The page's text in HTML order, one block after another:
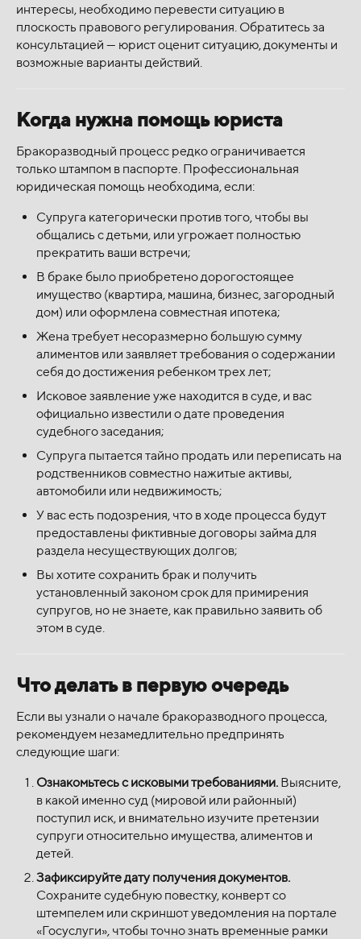
интересы, необходимо перевести ситуацию в
плоскость правового регулирования. Обратитесь за
консультацией — юрист оценит ситуацию, документы и
возможные варианты действий.
Когда нужна помощь юриста
Бракоразводный процесс редко ограничивается
только штампом в паспорте. Профессиональная
юридическая помощь необходима, если:
Супруга категорически против того, чтобы вы
общались с детьми, или угрожает полностью
прекратить ваши встречи;
В браке было приобретено дорогостоящее
имущество (квартира, машина, бизнес, загородный
дом) или оформлена совместная ипотека;
Жена требует несоразмерно большую сумму
алиментов или заявляет требования о содержании
себя до достижения ребенком трех лет;
Исковое заявление уже находится в суде, и вас
официально известили о дате проведения
судебного заседания;
Супруга пытается тайно продать или переписать на
родственников совместно нажитые активы,
автомобили или недвижимость;
У вас есть подозрения, что в ходе процесса будут
предоставлены фиктивные договоры займа для
раздела несуществующих долгов;
Вы хотите сохранить брак и получить
установленный законом срок для примирения
супругов, но не знаете, как правильно заявить об
этом в суде.
Что делать в первую очередь
Если вы узнали о начале бракоразводного процесса,
рекомендуем незамедлительно предпринять
следующие шаги:
Ознакомьтесь с исковыми требованиями. Выясните,
в какой именно суд (мировой или районный)
поступил иск, и внимательно изучите претензии
супруги относительно имущества, алиментов и
детей.
Зафиксируйте дату получения документов.
Сохраните судебную повестку, конверт со
штемпелем или скриншот уведомления на портале
«Госуслуги», чтобы точно знать временные рамки